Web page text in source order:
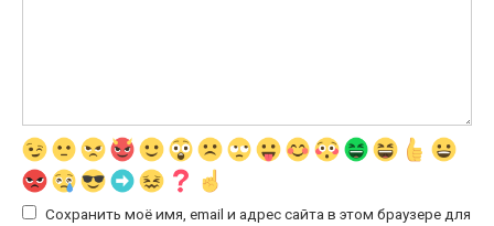
Сохранить моё имя, email и адрес сайта в этом браузере для